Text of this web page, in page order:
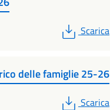
PDF
Scarica
delle famiglie 25-26
PDF
Scarica